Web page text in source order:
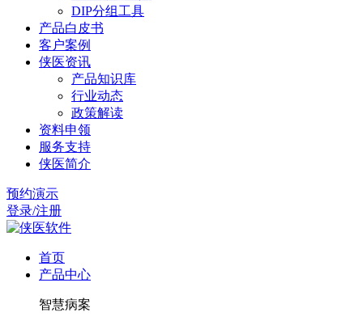
DIP分组工具
产品白皮书
客户案例
侠医资讯
产品知识库
行业动态
政策解读
资料申领
服务支持
侠医简介
预约演示
登录/注册
首页
产品中心
智慧病案